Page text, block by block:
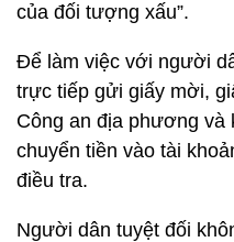
của đối tượng xấu”.
Để làm việc với người
trực tiếp gửi giấy mời,
Công an địa phương và
chuyển tiền vào tài
điều tra.
Người dân tuyệt đối